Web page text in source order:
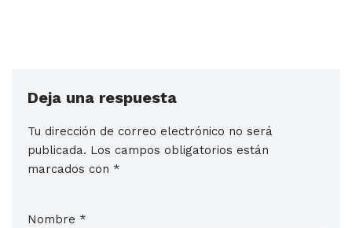
Deja una respuesta
Tu dirección de correo electrónico no será
publicada. Los campos obligatorios están
marcados con *
Nombre *